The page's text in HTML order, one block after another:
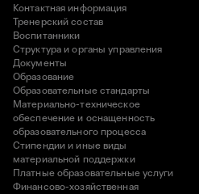
Контактная информация
Тренерский состав
Воспитанники
Структура и органы управления
Документы
Образование
Образовательные стандарты
Материально-техническое
обеспечение и оснащенность
образовательного процесса
Стипендии и иные виды
материальной поддержки
Платные образовательные услуги
Финансово-хозяйственная